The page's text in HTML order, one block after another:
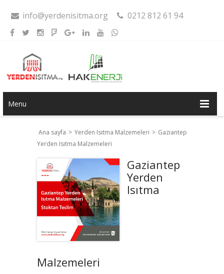
info@yerdenisitma.org 0212 812 61 94
Menu
Ana sayfa > Yerden Isıtma Malzemeleri > Gaziantep
Yerden Isıtma Malzemeleri
Gaziantep
Yerden
Isıtma
Malzemeleri